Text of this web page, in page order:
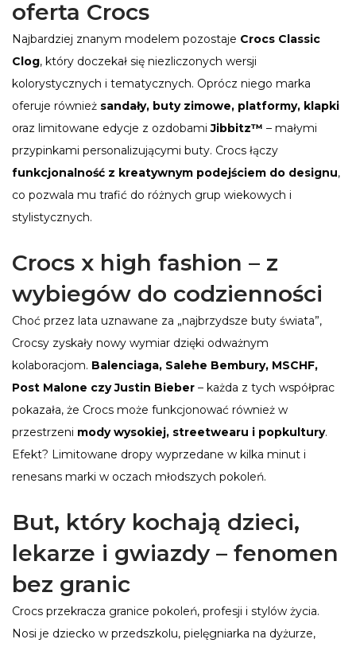
oferta Crocs
Najbardziej znanym modelem pozostaje Crocs Classic
Clog, który doczekał się niezliczonych wersji
kolorystycznych i tematycznych. Oprócz niego marka
oferuje również sandały, buty zimowe, platformy, klapki
oraz limitowane edycje z ozdobamiJibbitz™ – małymi
przypinkami personalizującymi buty. Crocs łączy
funkcjonalność z kreatywnym podejściem do designu,
co pozwala mu trafić do różnych grup wiekowych i
stylistycznych.
Crocs x high fashion – z
wybiegów do codzienności
Choć przez lata uznawane za „najbrzydsze buty świata”,
Crocsy zyskały nowy wymiar dzięki odważnym
kolaboracjom. Balenciaga, Salehe Bembury, MSCHF,
Post Malone czy Justin Bieber – każda z tych współprac
pokazała, że Crocs może funkcjonować również w
przestrzeni mody wysokiej, streetwearu i popkultury.
Efekt? Limitowane dropy wyprzedane w kilka minut i
renesans marki w oczach młodszych pokoleń.
But, który kochają dzieci,
lekarze i gwiazdy – fenomen
bez granic
Crocs przekracza granice pokoleń, profesji i stylów życia.
Nosi je dziecko w przedszkolu, pielęgniarka na dyżurze,